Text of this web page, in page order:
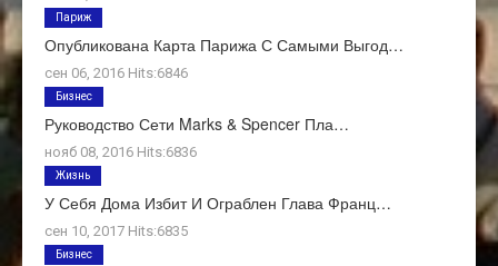
Опубликована Карта Парижа С Самыми Выгод…
сен 06, 2016 Hits:6846
Париж
Руководство Сети Marks & Spencer Пла…
нояб 08, 2016 Hits:6836
Бизнес
У Себя Дома Избит И Ограблен Глава Франц…
сен 10, 2017 Hits:6835
Жизнь
Бизнес